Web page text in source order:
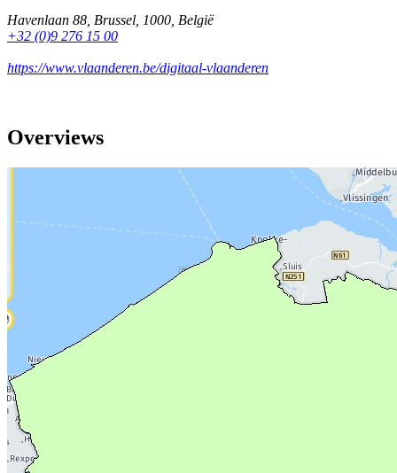
Havenlaan 88 Brussel 1000 België
+32 (0)9 276 15 00
https://www.vlaanderen.be/digitaal-vlaanderen
Overviews